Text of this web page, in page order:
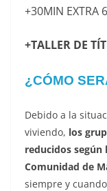
+30MIN EXTRA
+TALLER DE
¿CÓMO
Debido a la
viviendo, los
reducidos según
Comunidad de
siempre y